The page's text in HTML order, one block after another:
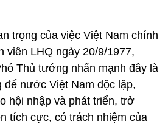
trọng của việc Việt Nam chính
viên LHQ ngày 20/9/1977,
Thủ tướng nhấn mạnh đây là
để nước Việt Nam độc lập,
hội nhập và phát triển, trở
tích cực, có trách nhiệm của